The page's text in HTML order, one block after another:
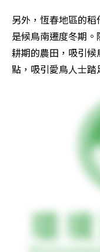
另外，恆春地區的
是候鳥南遷度冬期
耕期的農田，吸引
點，吸引愛鳥人士踏